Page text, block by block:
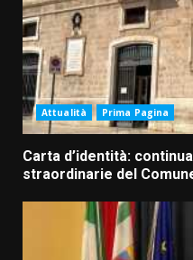
Attualità Prima Pagina
Carta d’identità:
straordinarie del